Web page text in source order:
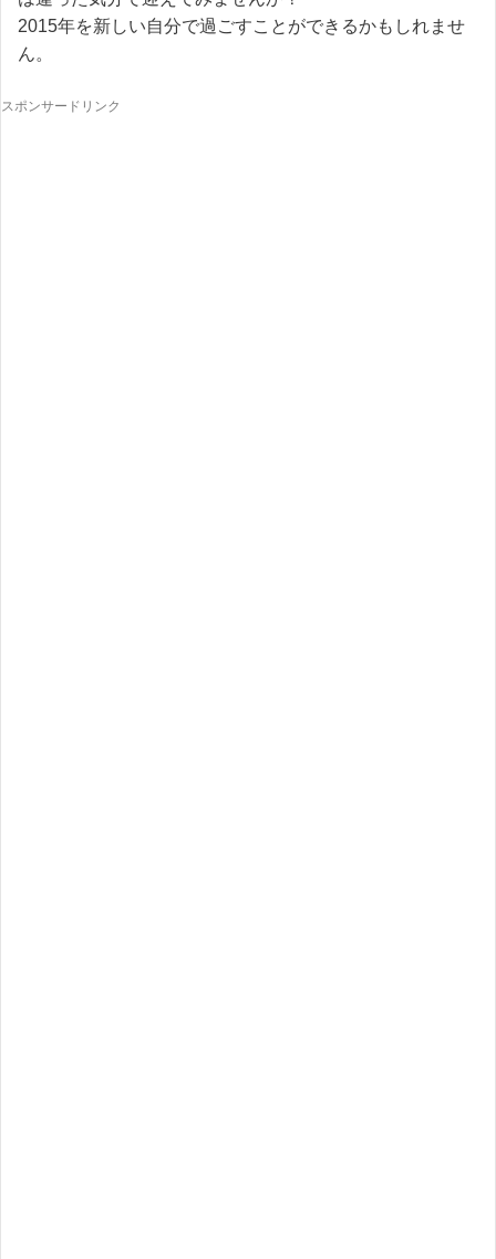
2015年を新しい自分で過ごすことができるかもしれませ
ん。
スポンサードリンク